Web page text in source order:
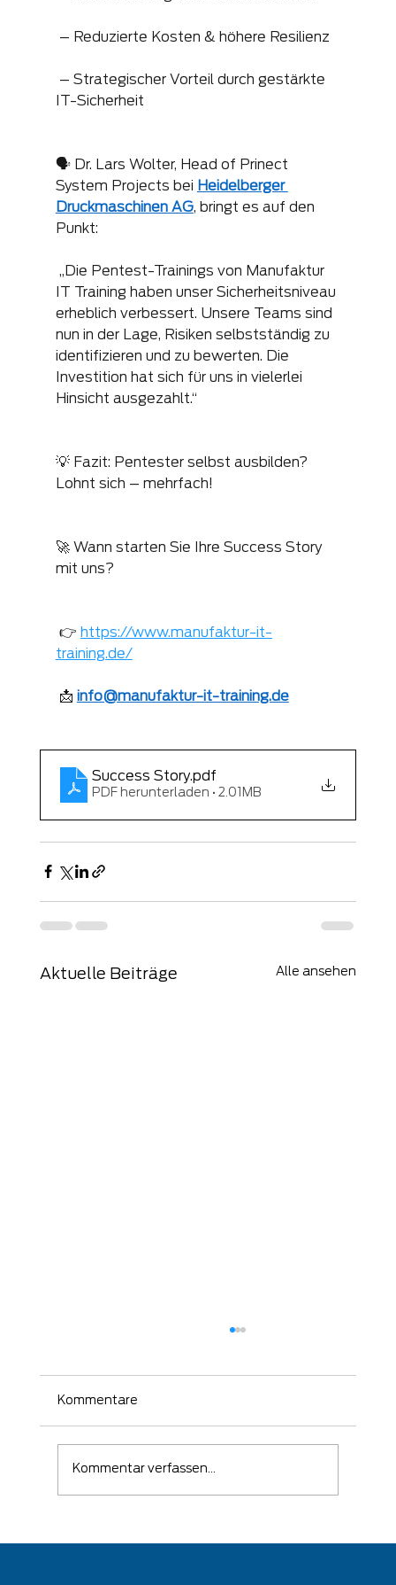
– Reduzierte Kosten & höhere Resilienz
– Strategischer Vorteil durch gestärkte
IT-Sicherheit
🗣️ Dr. Lars Wolter, Head of Prinect
System Projects bei Heidelberger
Druckmaschinen AG, bringt es auf den
Punkt:
„Die Pentest-Trainings von Manufaktur
IT Training haben unser Sicherheitsniveau
erheblich verbessert. Unsere Teams sind
nun in der Lage, Risiken selbstständig zu
identifizieren und zu bewerten. Die
Investition hat sich für uns in vielerlei
Hinsicht ausgezahlt.“
💡 Fazit: Pentester selbst ausbilden?
Lohnt sich – mehrfach!
🚀 Wann starten Sie Ihre Success Story
mit uns?
👉 https://www.manufaktur-it-
training.de/
📩 info@manufaktur-it-training.de
Success Story.pdf
PDF herunterladen • 2.01MB
Aktuelle Beiträge Alle ansehen
Kommentare
Kommentar verfassen...